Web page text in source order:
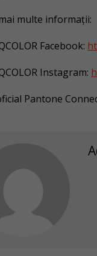
multe informații:
Facebook:
Instagram:
Pantone